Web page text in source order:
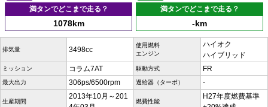
満タンでどこまで走る？
1078km
満タンでどこまで走る？
-km
排気量 3498cc
使用燃料
エンジン
ハイオク
ハイブリッド
ミッション コラム7AT 駆動方式 FR
最大出力 306ps/6500rpm 過給器（ターボ） -
生産期間
2013年10月～201
燃費性能
H27年度燃費基準